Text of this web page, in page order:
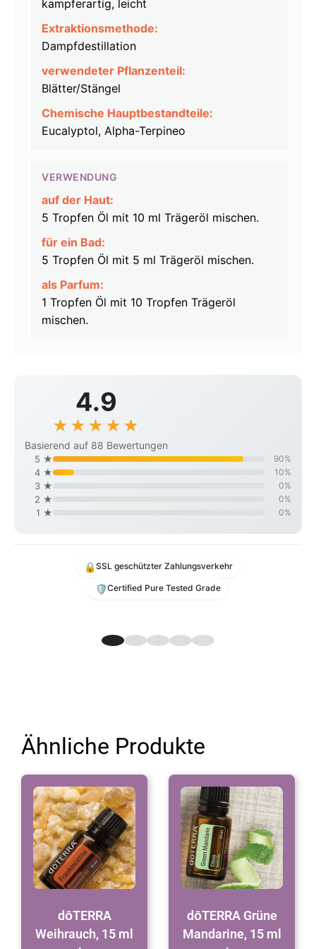
kampferartig, leicht
Extraktionsmethode:
Dampfdestillation
verwendeter Pflanzenteil:
Blätter/Stängel
Chemische Hauptbestandteile:
Eucalyptol, Alpha-Terpineo
VERWENDUNG
auf der Haut:
5 Tropfen Öl mit 10 ml Trägeröl mischen.
für ein Bad:
5 Tropfen Öl mit 5 ml Trägeröl mischen.
als Parfum:
1 Tropfen Öl mit 10 Tropfen Trägeröl
mischen.
4.9
★ ★ ★ ★ ☆
★
Basierend auf 88 Bewertungen
5 ★ 90%
4 ★ 10%
3 ★ 0%
2 ★ 0%
1 ★ 0%
🔒 SSL geschützter Zahlungsverkehr
🛡️Certified Pure Tested Grade
Ähnliche Produkte
dōTERRA
Weihrauch, 15 ml
dōTERRA Grüne
Mandarine, 15 ml